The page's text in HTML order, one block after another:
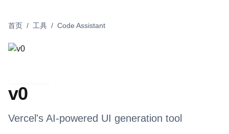
首页 / 工具 / Code Assistant
v0
Vercel's AI-powered UI generation tool